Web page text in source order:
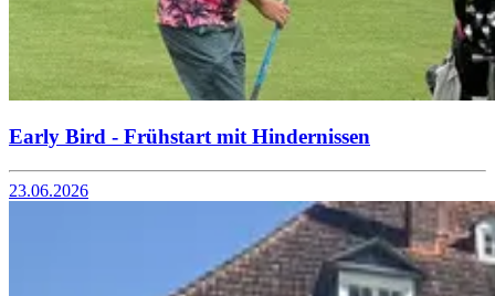
Early Bird - Frühstart mit Hindernissen
23.06.2026